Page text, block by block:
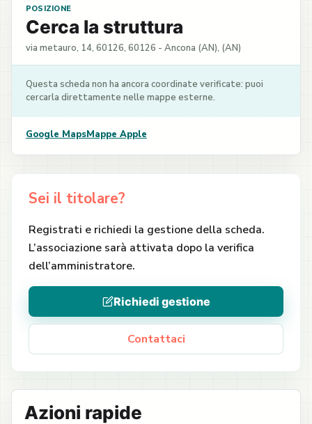
POSIZIONE
Cerca la struttura
via metauro, 14, 60126, 60126 - Ancona (AN), (AN)
Questa scheda non ha ancora coordinate verificate: puoi
cercarla direttamente nelle mappe esterne.
Google MapsMappe Apple
Sei il titolare?
Registrati e richiedi la gestione della scheda.
L’associazione sarà attivata dopo la verifica
dell’amministratore.
Richiedi gestione
Contattaci
Azioni rapide